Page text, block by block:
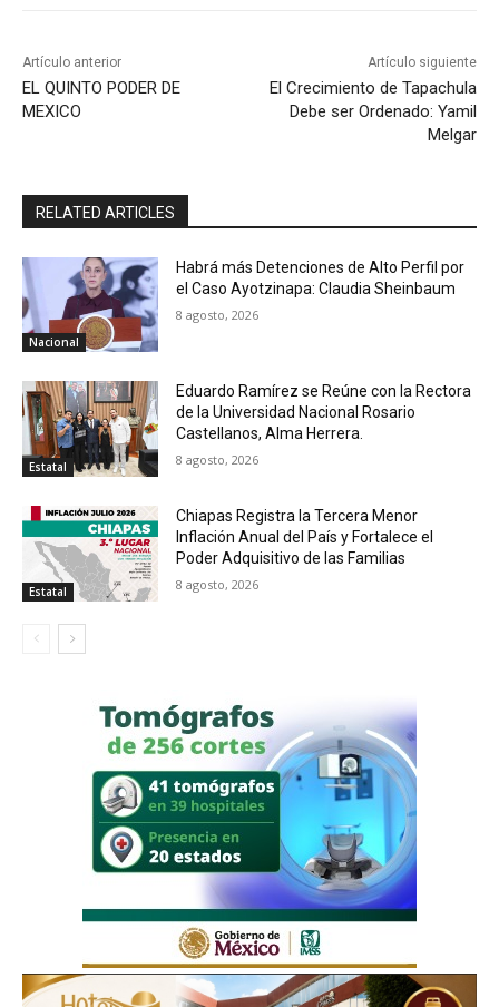
Artículo anterior
EL QUINTO PODER DE
MEXICO
Artículo siguiente
El Crecimiento de Tapachula
Debe ser Ordenado: Yamil
Melgar
RELATED ARTICLES
Nacional
Habrá más Detenciones de Alto Perfil por
el Caso Ayotzinapa: Claudia Sheinbaum
8 agosto, 2026
Estatal
Eduardo Ramírez se Reúne con la Rectora
de la Universidad Nacional Rosario
Castellanos, Alma Herrera.
8 agosto, 2026
Estatal
Chiapas Registra la Tercera Menor
Inflación Anual del País y Fortalece el
Poder Adquisitivo de las Familias
8 agosto, 2026